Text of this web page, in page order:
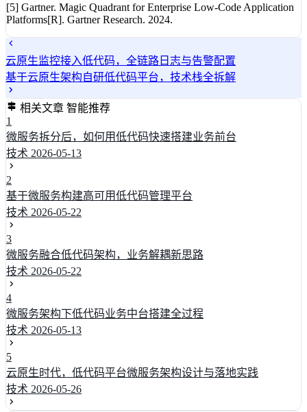
[5] Gartner. Magic Quadrant for Enterprise Low-Code Application
Platforms[R]. Gartner Research. 2024.
云原生监控接入低代码，全链路日志与告警配置
基于云原生架构自研低代码平台，技术栈全拆解
相关文章 智能推荐
1
微服务拆分后，如何用低代码快速搭建业务前台
技术 2026-05-13
2
基于微服务构建高可用低代码管理平台
技术 2026-05-22
3
微服务融合低代码架构，业务解耦新思路
技术 2026-05-22
4
微服务架构下低代码业务中台搭建全过程
技术 2026-05-13
5
云原生时代，低代码平台微服务架构设计与落地实践
技术 2026-05-26